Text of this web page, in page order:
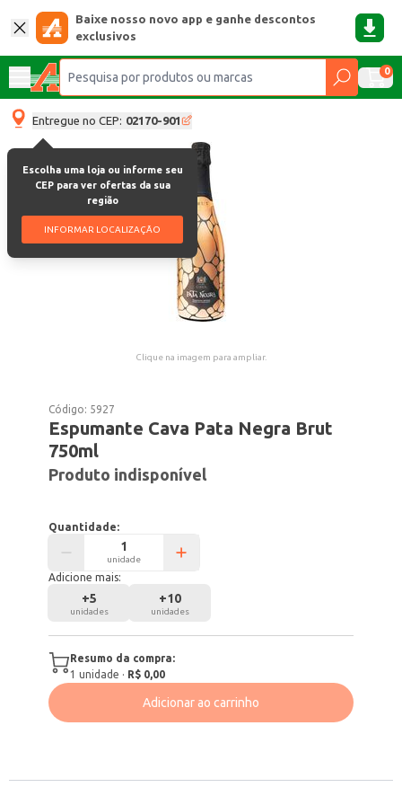
Baixe nosso novo app e ganhe descontos
exclusivos
0
Entregue no CEP: 02170-901
Escolha uma loja ou informe seu
CEP para ver ofertas da sua
região
INFORMAR LOCALIZAÇÃO
Clique na imagem para ampliar.
Código: 5927
Espumante Cava Pata Negra Brut
750ml
Produto indisponível
Quantidade:
unidade
Adicione mais:
+5
unidades
+10
unidades
Resumo da compra:
1 unidade · R$ 0,00
Adicionar ao carrinho